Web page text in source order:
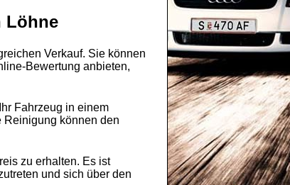
Löhne
Verkauf. Sie können
Bewertung anbieten,
Fahrzeug in einem
können den
zu erhalten. Es ist
und sich über den